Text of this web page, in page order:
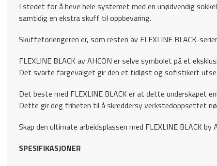
I stedet for å heve hele systemet med en unødvendig
samtidig en ekstra skuff til oppbevaring.
Skuffeforlengeren er, som resten av FLEXLINE BLACK-
FLEXLINE BLACK av AHCON er selve symbolet på et
Det svarte fargevalget gir den et tidløst og sofistikert
Det beste med FLEXLINE BLACK er at dette underskapet
Dette gir deg friheten til å skreddersy verkstedoppsettet
Skap den ultimate arbeidsplassen med FLEXLINE BLACK
SPESIFIKASJONER